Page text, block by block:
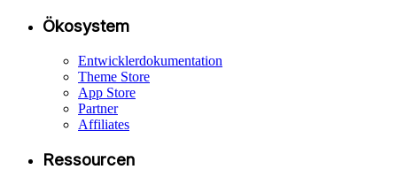
Ökosystem
Entwicklerdokumentation
Theme Store
App Store
Partner
Affiliates
Ressourcen